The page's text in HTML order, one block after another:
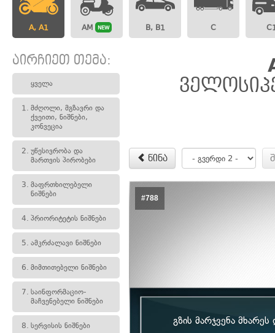
A, A1 AM NEW B, B1 C
აირჩიეთ თემა:
ყველა
1. მძღოლი, მგზავრი და
ქვეითი, ნიშნები,
კონვეცია
2. უწესივრობა და
მართვის პირობები
3. მაფრთხილებელი
ნიშნები
4. პრიორიტეტის ნიშნები
5. ამკრძალავი ნიშნები
6. მიმთითებელი ნიშნები
7. საინფორმაციო-
მაჩვენებელი ნიშნები
8. სერვისის ნიშნები
წინა
#788
გზის მარჯვენა